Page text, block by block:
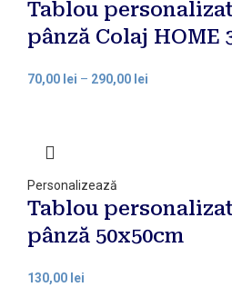
Tablou
pânză Colaj HOME
70,00 lei – 290,00 lei
Personalizează
Tablou
pânză 50x50cm
130,00 lei